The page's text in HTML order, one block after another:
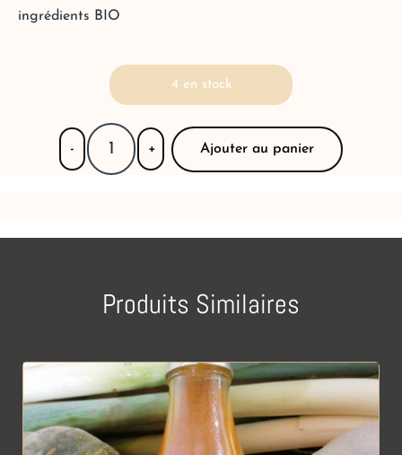
ingrédients BIO
4 en stock
- + Ajouter au panier
Produits Similaires